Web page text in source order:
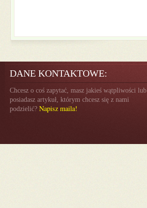
DANE KONTAKTOWE:
Chcesz o coś zapytać, masz jakieś wątpliwości lub
posiadasz artykuł, którym chcesz się z nami
podzielić? Napisz maila!